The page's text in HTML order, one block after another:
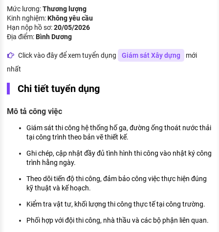
Việc làm tốt nhất
CÔNG TY
Danh sách nhà tuyển dụng
MẪU CV THEO STYLE
Mẫu CV đơn giản
Mẫu CV hiện đại
Lao động và tiền lương
Bảo hiểm và phúc lợi
Thuế thu nhập
Chính sách lao động
KHÁM PHÁ NGHỀ NGHIỆP
Tử vi nghề nghiệp
Kỹ năng nghề nghiệp
HƯỚNG NGHIỆP VIỆC LÀM
Đặc trưng từng nghề
Xu hướng việc làm
XÂY DỰNG VÀ PHÁT TRIỂN ĐỘI NGŨ
Mức lương:Thương lượng
Kinh nghiệm:Không yêu cầu
Hạn nộp hồ sơ:20/05/2026
Địa điểm:Bình Dương
Click vào đây để xem tuyển dụng Giám sát Xây dựng
mới
nhất
Chi tiết tuyển dụng
Mô tả công việc
Giám sát thi công hệ thống hố ga, đường ống thoát nước thải
tại công trình theo bản vẽ thiết kế.
Ghi chép, cập nhật đầy đủ tình hình thi công vào nhật ký công
trình hằng ngày.
Theo dõi tiến độ thi công, đảm bảo công việc thực hiện đúng
kỹ thuật và kế hoạch.
Kiểm tra vật tư, khối lượng thi công thực tế tại công trường.
Phối hợp với đội thi công, nhà thầu và các bộ phận liên quan.